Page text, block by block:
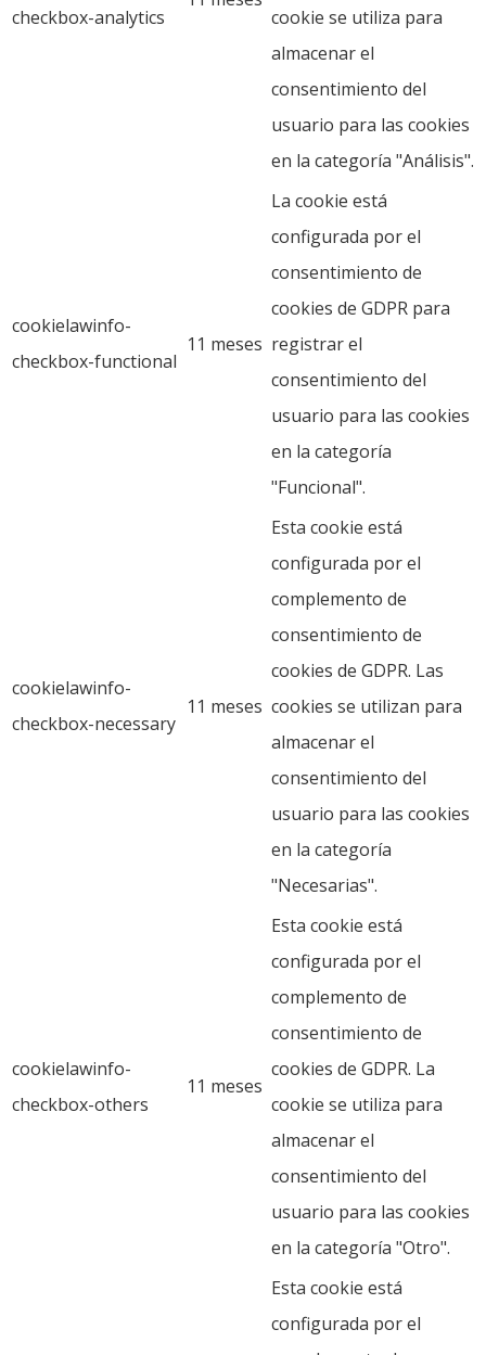
checkbox-analytics
cookie se utiliza para
almacenar el
consentimiento del
usuario para las cookies
en la categoría "Análisis".
cookielawinfo-
checkbox-functional
11 meses
La cookie está
configurada por el
consentimiento de
cookies de GDPR para
registrar el
consentimiento del
usuario para las cookies
en la categoría
"Funcional".
cookielawinfo-
checkbox-necessary
11 meses
Esta cookie está
configurada por el
complemento de
consentimiento de
cookies de GDPR. Las
cookies se utilizan para
almacenar el
consentimiento del
usuario para las cookies
en la categoría
"Necesarias".
cookielawinfo-
checkbox-others
11 meses
Esta cookie está
configurada por el
complemento de
consentimiento de
cookies de GDPR. La
cookie se utiliza para
almacenar el
consentimiento del
usuario para las cookies
en la categoría "Otro".
Esta cookie está
configurada por el